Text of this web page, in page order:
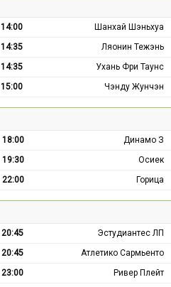
14:00
Шанхай Шэньхуа
14:35
Ляонин Тежэнь
14:35
Ухань Фри Таунс
15:00 Чэнду Жунчэн
18:00
Динамо З
19:30
Осиек
22:00 Горица
20:45
Эстудиантес ЛП
20:45
Атлетико Сармьенто
23:00
Ривер Плейт